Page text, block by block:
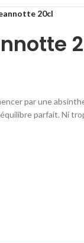
20cl
par une
parfait. Ni